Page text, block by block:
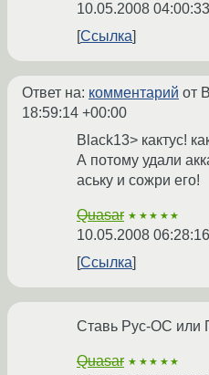
10.05.2008
Ссылка
Ответ на: комментарий от
18:59:14 +00:00
Black13> кактус!
А потому удали
аську и сожри его!
Quasar ★★★★★
10.05.2008
Ссылка
Ставь Рус-ОС
Quasar ★★★★★